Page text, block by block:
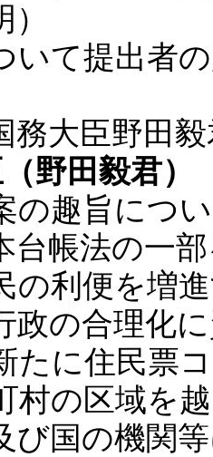
いて提出者
臣野田毅
野田毅君）
の趣旨につ
帳法の一
の利便を増
政の合理化
たに住民票
村の区域を
び国の機関